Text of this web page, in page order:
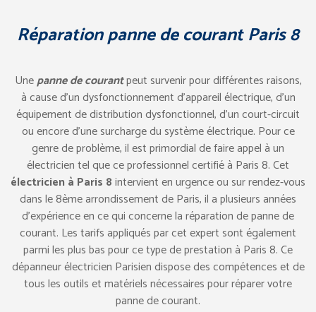
Réparation panne de courant Paris 8
Unepanne de courantpeut survenir pour différentes raisons,
à cause d’un dysfonctionnement d’appareil électrique, d’un
équipement de distribution dysfonctionnel, d’un court-circuit
ou encore d’une surcharge du système électrique. Pour ce
genre de problème, il est primordial de faire appel à un
électricien tel que ce professionnel certifié à Paris 8. Cet
électricien à Paris 8intervient en urgence ou sur rendez-vous
dans le 8ème arrondissement de Paris, il a plusieurs années
d’expérience en ce qui concerne la réparation de panne de
courant. Les tarifs appliqués par cet expert sont également
parmi les plus bas pour ce type de prestation à Paris 8. Ce
dépanneur électricien Parisien dispose des compétences et de
tous les outils et matériels nécessaires pour réparer votre
panne de courant.